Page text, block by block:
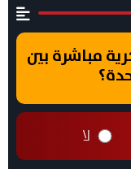
مباشرة بين
لا